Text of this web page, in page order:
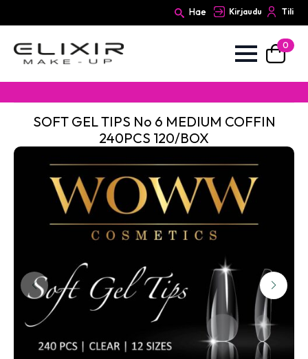
Hae Kirjaudu Tili
0
SOFT GEL TIPS No 6 MEDIUM COFFIN
240PCS 120/BOX